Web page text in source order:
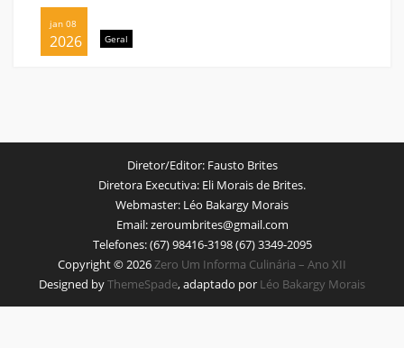
jan 08
2026 Geral
Diretor/Editor:Fausto Brites
Diretora Executiva: Eli Morais de Brites.
Webmaster: Léo Bakargy Morais
Email:zeroumbrites@gmail.com
Telefones:(67) 98416-3198 (67) 3349-2095
Copyright © 2026Zero Um Informa Culinária – Ano XII
Designed byThemeSpade, adaptado por Léo Bakargy Morais